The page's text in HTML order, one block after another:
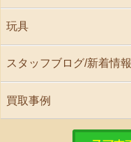
玩具
スタッフブログ/新着情報
買取事例